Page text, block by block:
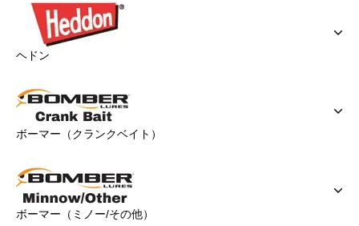
ヘドン
ボーマー（クランクベイト）
ボーマー（ミノー/その他）